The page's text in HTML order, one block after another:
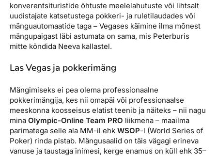
konverentsituristide õhtuste meelelahutuste või lihtsalt
uudistajate katsetustega pokkeri- ja ruletilaudades või
mänguautomaatide taga – Vegases käimine ilma mõnest
mängupaigast läbi astumata on sama, mis Peterburis
mitte kõndida Neeva kallastel.
Las Vegas ja pokkerimäng
Mängimiseks ei pea olema professionaalne
pokkerimängija, kes nii omapäi või professionaalse
meeskonna koosseisus elatist teenib ja näiteks – nii nagu
mina Olympic-Online Team PRO liikmena – maailma
parimatega selle ala MM-il ehk WSOP-l (World Series of
Poker) rinda pistab. Mängusaalid on täis vägagi erineva
vanuse ja taustaga inimesi, kerge enamus on küll ehk 35–